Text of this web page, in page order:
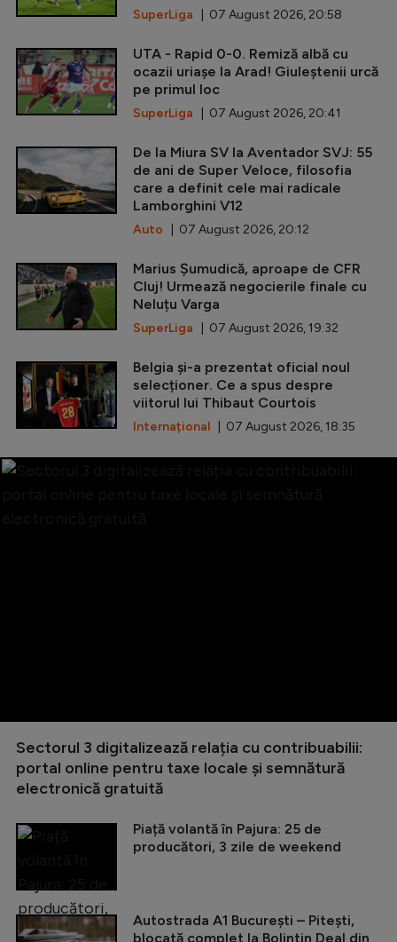
SuperLiga | 07 August 2026, 20:58
UTA - Rapid 0-0. Remiză albă cu
ocazii uriașe la Arad! Giuleștenii urcă
pe primul loc
SuperLiga | 07 August 2026, 20:41
De la Miura SV la Aventador SVJ: 55
de ani de Super Veloce, filosofia
care a definit cele mai radicale
Lamborghini V12
Auto | 07 August 2026, 20:12
Marius Șumudică, aproape de CFR
Cluj! Urmează negocierile finale cu
Neluțu Varga
SuperLiga | 07 August 2026, 19:32
Belgia și-a prezentat oficial noul
selecționer. Ce a spus despre
viitorul lui Thibaut Courtois
Internațional | 07 August 2026, 18:35
Sectorul 3 digitalizează relația cu contribuabilii:
portal online pentru taxe locale și semnătură
electronică gratuită
Piață volantă în Pajura: 25 de
producători, 3 zile de weekend
Autostrada A1 București – Pitești,
blocată complet la Bolintin Deal din